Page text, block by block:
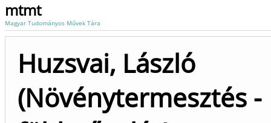
mtmt
Magyar Tudományos Művek Tára
Huzsvai, László
(Növénytermesztés -